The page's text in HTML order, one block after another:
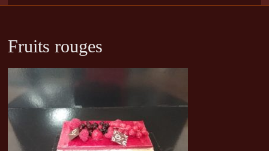
Fruits rouges